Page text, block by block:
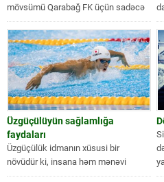
mövsümü Qarabağ FK üçün sadəcə
iştirak yox, real rəqabət mövsümü
oldu. Komanda:...
Üzgüçülüyün sağlamlığa
faydaları
Üzgüçülük idmanın xüsusi bir
növüdür ki, insana həm mənəvi
cəhətdən yaxşı təsir edir, həm də...